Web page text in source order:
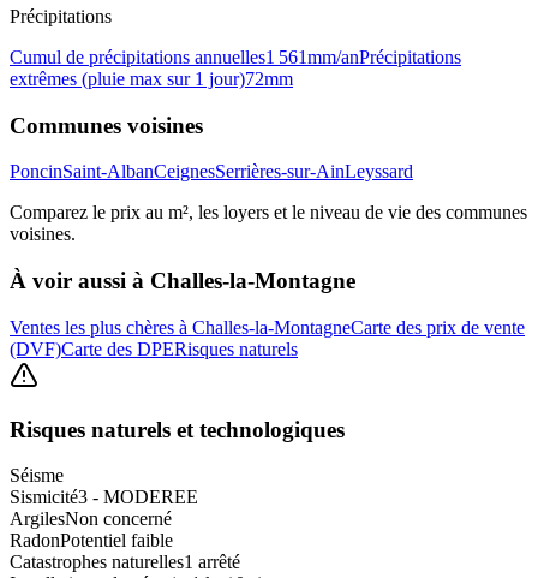
Précipitations
Cumul de précipitations annuelles1 561mm/anPrécipitations
extrêmes (pluie max sur 1 jour)72mm
Communes voisines
PoncinSaint-AlbanCeignesSerrières-sur-AinLeyssard
Comparez le prix au m², les loyers et le niveau de vie des communes
voisines.
À voir aussi à Challes-la-Montagne
Ventes les plus chères à Challes-la-MontagneCarte des prix de vente
(DVF)Carte des DPERisques naturels
Risques naturels et technologiques
Séisme
Sismicité3 - MODEREE
ArgilesNon concerné
RadonPotentiel faible
Catastrophes naturelles1 arrêté